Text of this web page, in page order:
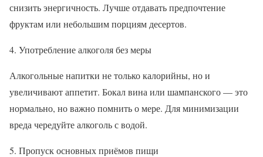
снизить энергичность. Лучше отдавать предпочтение
фруктам или небольшим порциям десертов.
4. Употребление алкоголя без меры
Алкогольные напитки не только калорийны, но и
увеличивают аппетит. Бокал вина или шампанского — это
нормально, но важно помнить о мере. Для минимизации
вреда чередуйте алкоголь с водой.
5. Пропуск основных приёмов пищи